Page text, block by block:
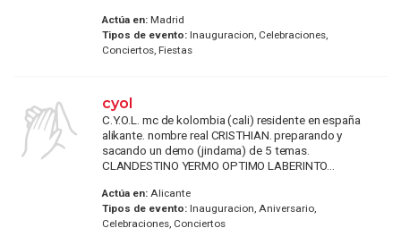
Actúa en:Madrid
Tipos de evento:Inauguracion, Celebraciones,
Conciertos, Fiestas
cyol
C.Y.O.L. mc de kolombia (cali) residente en españa
alikante. nombre real CRISTHIAN. preparando y
sacando un demo (jindama) de 5 temas.
CLANDESTINO YERMO OPTIMO LABERINTO...
Actúa en:Alicante
Tipos de evento:Inauguracion, Aniversario,
Celebraciones, Conciertos